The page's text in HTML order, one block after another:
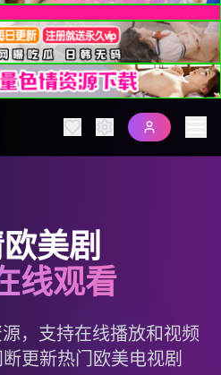
美剧
线观看
，支持在线播放和视频
更新热门欧美电视剧